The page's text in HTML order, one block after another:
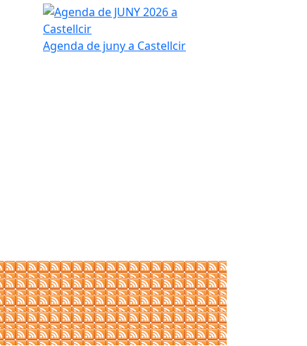
Agenda de JUNY 2026 a Castellcir
Agenda de juny a Castellcir